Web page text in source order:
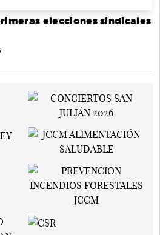
elecciones sindicales